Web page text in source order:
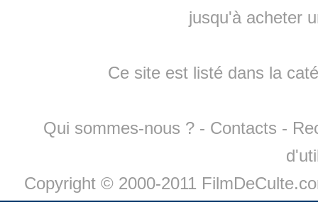
jusqu'à acheter
Ce site est listé dans la
Qui sommes-nous ? - Contacts -
Copyright © 2000-2011